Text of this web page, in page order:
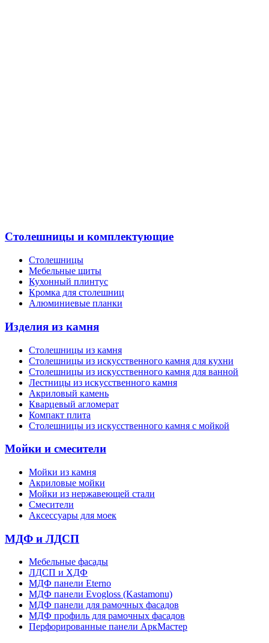
Столешницы и комплектующие
Столешницы
Мебельные щиты
Кухонный плинтус
Кромка для столешниц
Алюминиевые планки
Изделия из камня
Столешницы из камня
Cтолешницы из искусственного камня для кухни
Cтолешницы из искусственного камня для ванной
Лестницы из искусственного камня
Акриловый камень
Кварцевый агломерат
Компакт плита
Столешницы из искусственного камня с мойкой
Мойки и смесители
Мойки из камня
Акриловые мойки
Мойки из нержавеющей стали
Смесители
Аксессуары для моек
МДФ и ЛДСП
Мебельные фасады
ЛДСП и ХДФ
МДФ панели Eterno
МДФ панели Evogloss (Kastamonu)
МДФ панели для рамочных фасадов
МДФ профиль для рамочных фасадов
Перфорированные панели АркМастер